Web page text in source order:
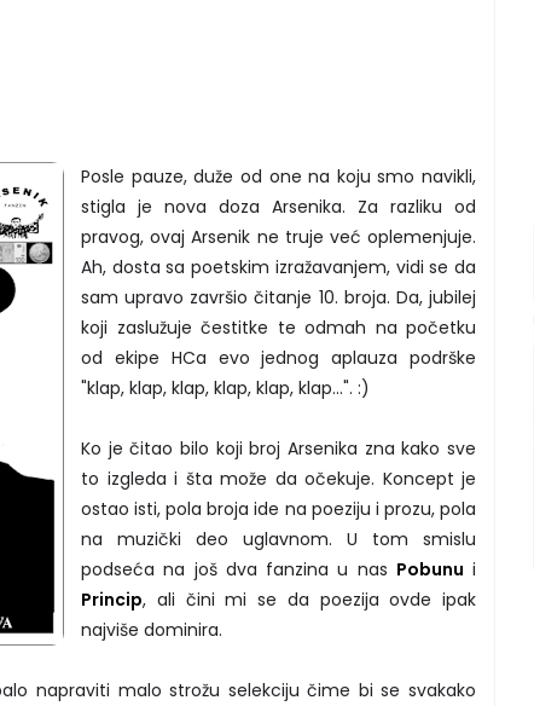
Posle pauze, duže od one na koju smo navikli,
stigla je nova doza Arsenika. Za razliku od
pravog, ovaj Arsenik ne truje već oplemenjuje.
Ah, dosta sa poetskim izražavanjem, vidi se da
sam upravo završio čitanje 10. broja. Da, jubilej
koji zaslužuje čestitke te odmah na početku
od ekipe HCa evo jednog aplauza podrške
"klap, klap, klap, klap, klap, klap...". :)
Ko je čitao bilo koji broj Arsenika zna kako sve
to izgleda i šta može da očekuje. Koncept je
ostao isti, pola broja ide na poeziju i prozu, pola
na muzički deo uglavnom. U tom smislu
podseća na još dva fanzina u nas Pobunu i
Princip, ali čini mi se da poezija ovde ipak
najviše dominira.
napraviti malo strožu selekciju čime bi se svakako